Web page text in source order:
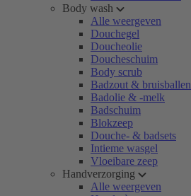
Body wash
Alle weergeven
Douchegel
Doucheolie
Doucheschuim
Body scrub
Badzout & bruisballen
Badolie & -melk
Badschuim
Blokzeep
Douche- & badsets
Intieme wasgel
Vloeibare zeep
Handverzorging
Alle weergeven